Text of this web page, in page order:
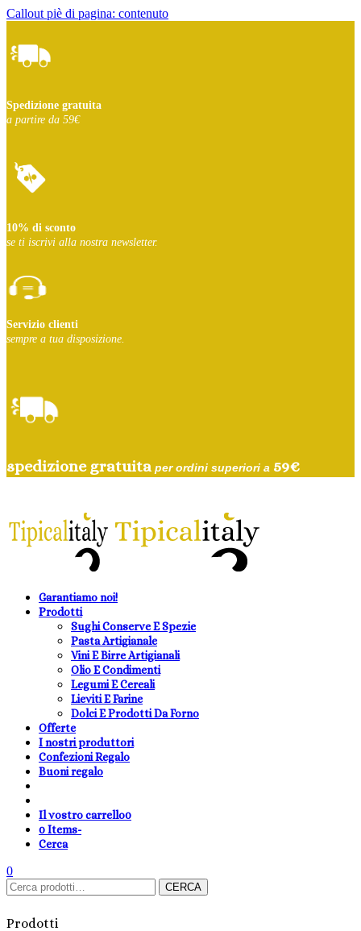
Callout piè di pagina: contenuto
Spedizione gratuita
a partire da 59€
10% di sconto
se ti iscrivi alla nostra newsletter.
Servizio clienti
sempre a tua disposizione.
spedizione gratuita per ordini superiori a 59€
Garantiamo noi!
Prodotti
Sughi Conserve E Spezie
Pasta Artigianale
Vini E Birre Artigianali
Olio E Condimenti
Legumi E Cereali
Lieviti E Farine
Dolci E Prodotti Da Forno
Offerte
I nostri produttori
Confezioni Regalo
Buoni regalo
Il vostro carrello0
0 Items-
Cerca
0shopping-
basket
Area
Clienti
search
cambia
lingua
Carrello
Cerca: CERCA
Prodotti